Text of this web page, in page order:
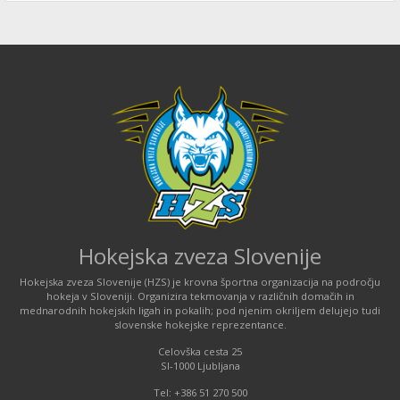
Hokejska zveza Slovenije
Hokejska zveza Slovenije (HZS) je krovna športna organizacija na področju
hokeja v Sloveniji. Organizira tekmovanja v različnih domačih in
mednarodnih hokejskih ligah in pokalih; pod njenim okriljem delujejo tudi
slovenske hokejske reprezentance.
Celovška cesta 25
SI-1000 Ljubljana
Tel: +386 51 270 500